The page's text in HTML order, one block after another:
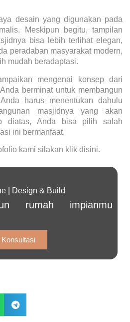
desain yang digunakan pada
Meskipun begitu, tampilan
bisa lebih terlihat elegan,
peradaban masyarakat modern,
mudah beradaptasi.
mengenai konsep dari
berminat untuk membangun
harus menentukan dahulu
masjidnya yang akan
diatas, Anda bisa pilih salah
ini bermanfaat.
kami silakan klik disini.
| Design & Build
rumah impianmu
Konsultasi